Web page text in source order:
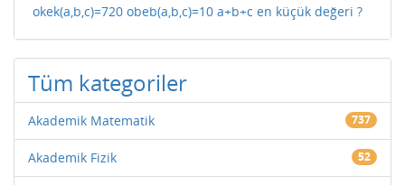
okek(a,b,c)=720 obeb(a,b,c)=10 a+b+c en küçük değeri ?
Tüm kategoriler
Akademik Matematik 737
Akademik Fizik 52